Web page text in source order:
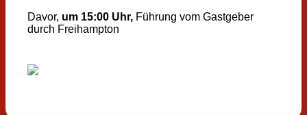
Davor, um 15:00 Uhr, Führung vom Gastgeber
durch Freihampton